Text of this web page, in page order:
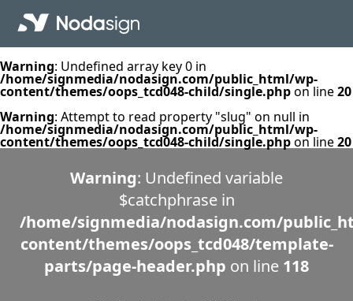
Warning: Undefined array key 0 in
/home/signmedia/nodasign.com/public_html/wp-
content/themes/oops_tcd048-child/single.phpon line20
Warning: Attempt to read property "slug" on null in
/home/signmedia/nodasign.com/public_html/wp-
content/themes/oops_tcd048-child/single.phpon line20
Warning: Undefined variable
$catchphrase in
/home/signmedia/nodasign.com/
content/themes/oops_tcd048/template-
parts/page-header.php on line 118